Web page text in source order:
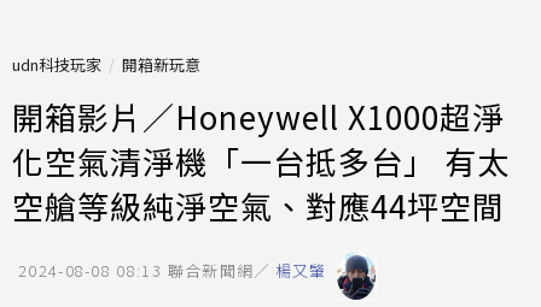
udn科技玩家 開箱新玩意
開箱影片／Honeywell X1000超淨
化空氣清淨機「一台抵多台」 有太
空艙等級純淨空氣、對應44坪空間
2024-08-08 08:13 聯合新聞網／ 楊又肇